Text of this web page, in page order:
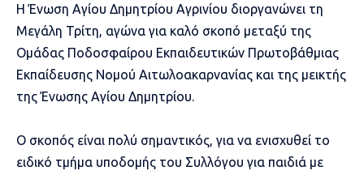
Η Ένωση Αγίου Δημητρίου Αγρινίου διοργανώνει τη
Μεγάλη Τρίτη, αγώνα για καλό σκοπό μεταξύ της
Ομάδας Ποδοσφαίρου Εκπαιδευτικών Πρωτοβάθμιας
Εκπαίδευσης Νομού Αιτωλοακαρνανίας και της μεικτής
της Ένωσης Αγίου Δημητρίου.
Ο σκοπός είναι πολύ σημαντικός, για να ενισχυθεί το
ειδικό τμήμα υποδομής του Συλλόγου για παιδιά με